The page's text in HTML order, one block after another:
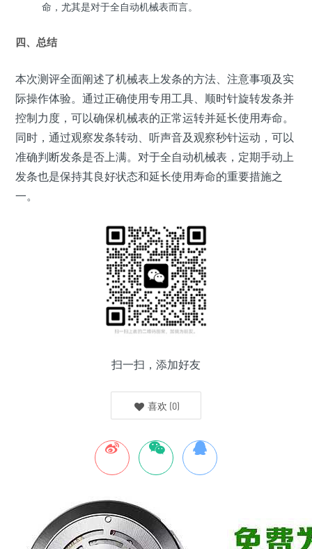
命，尤其是对于全自动机械表而言。
四、总结
本次测评全面阐述了机械表上发条的方法、注意事项及实
际操作体验。通过正确使用专用工具、顺时针旋转发条并
控制力度，可以确保机械表的正常运转并延长使用寿命。
同时，通过观察发条转动、听声音及观察秒针运动，可以
准确判断发条是否上满。对于全自动机械表，定期手动上
发条也是保持其良好状态和延长使用寿命的重要措施之
一。
扫一扫，添加好友
喜欢 (0)